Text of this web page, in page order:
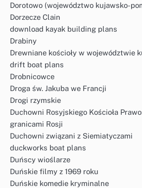
Dorotowo (województwo kujawsko-
Dorzecze Clain
download kayak building plans
Drabiny
Drewniane kościoły w województwie
drift boat plans
Drobnicowce
Droga św. Jakuba we Francji
Drogi rzymskie
Duchowni Rosyjskiego Kościoła
granicami Rosji
Duchowni związani z Siemiatyczami
duckworks boat plans
Duńscy wioślarze
Duńskie filmy z 1969 roku
Duńskie komedie kryminalne